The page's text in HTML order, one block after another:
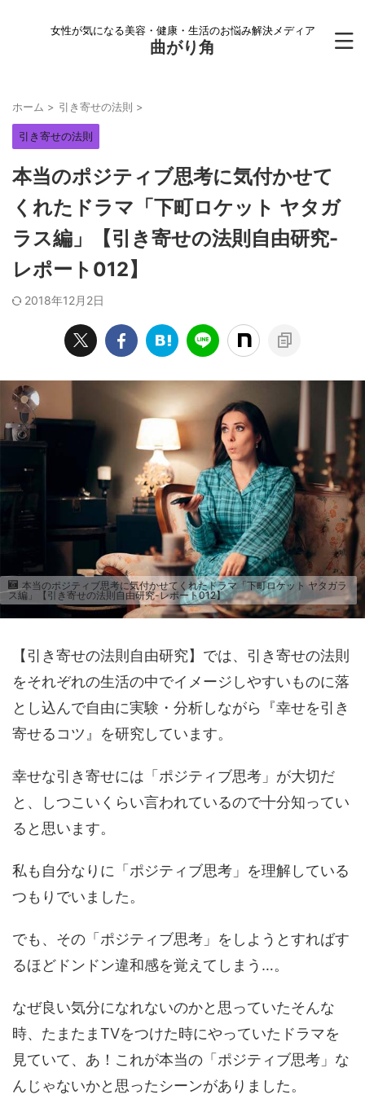
女性が気になる美容・健康・生活のお悩み解決メディア
曲がり角
ホーム > 引き寄せの法則 >
引き寄せの法則
本当のポジティブ思考に気付かせて
くれたドラマ「下町ロケット ヤタガ
ラス編」【引き寄せの法則自由研究-
レポート012】
2018年12月2日
本当のポジティブ思考に気付かせてくれたドラマ「下町ロケット ヤタガラ
ス編」【引き寄せの法則自由研究-レポート012】
【引き寄せの法則自由研究】では、引き寄せの法則
をそれぞれの生活の中でイメージしやすいものに落
とし込んで自由に実験・分析しながら『幸せを引き
寄せるコツ』を研究しています。
幸せな引き寄せには「ポジティブ思考」が大切だ
と、しつこいくらい言われているので十分知ってい
ると思います。
私も自分なりに「ポジティブ思考」を理解している
つもりでいました。
でも、その「ポジティブ思考」をしようとすればす
るほどドンドン違和感を覚えてしまう…。
なぜ良い気分になれないのかと思っていたそんな
時、たまたまTVをつけた時にやっていたドラマを
見ていて、あ！これが本当の「ポジティブ思考」な
んじゃないかと思ったシーンがありました。